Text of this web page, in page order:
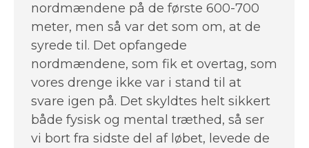
nordmændene på de første 600-700
meter, men så var det som om, at de
syrede til. Det opfangede
nordmændene, som fik et overtag, som
vores drenge ikke var i stand til at
svare igen på. Det skyldtes helt sikkert
både fysisk og mental træthed, så ser
vi bort fra sidste del af løbet, levede de